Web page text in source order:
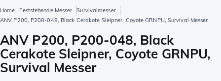
Home Feststehende Messer
Survivalmesser
ANV P200, P200-048, Black Cerakote Sleipner, Coyote GRNPU, Survival Messer
ANV P200, P200-048, Black
Cerakote Sleipner, Coyote GRNPU,
Survival Messer